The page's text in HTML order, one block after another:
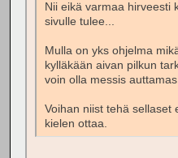
Nii eikä varmaa hirveesti
sivulle tulee...
Mulla on yks ohjelma
kylläkään aivan pilkun
voin olla messis
Voihan niist tehä sellaset
kielen ottaa.